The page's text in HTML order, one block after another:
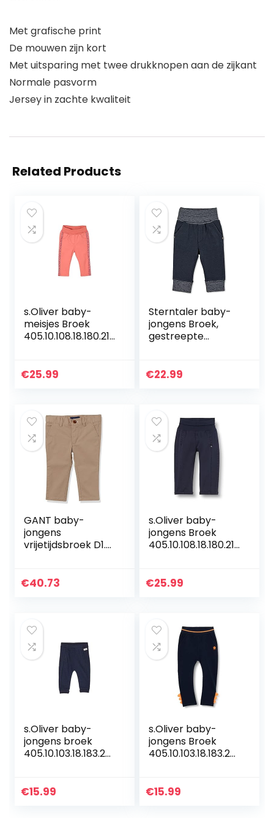
Met grafische print
De mouwen zijn kort
Met uitsparing met twee drukknopen aan de zijkant
Normale pasvorm
Jersey in zachte kwaliteit
Related Products
s.Oliver baby-
meisjes Broek
405.10.108.18.180.210
€25.99
Sterntaler baby-
jongens Broek,
gestreepte
€22.99
GANT baby-
jongens
vrijetijdsbroek D1.
€40.73
s.Oliver baby-
jongens Broek
405.10.108.18.180.210
€25.99
s.Oliver baby-
jongens broek
405.10.103.18.183.20
€15.99
s.Oliver baby-
jongens Broek
405.10.103.18.183.20
€15.99